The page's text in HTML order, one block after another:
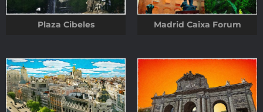
Plaza Cibeles Madrid Caixa Forum